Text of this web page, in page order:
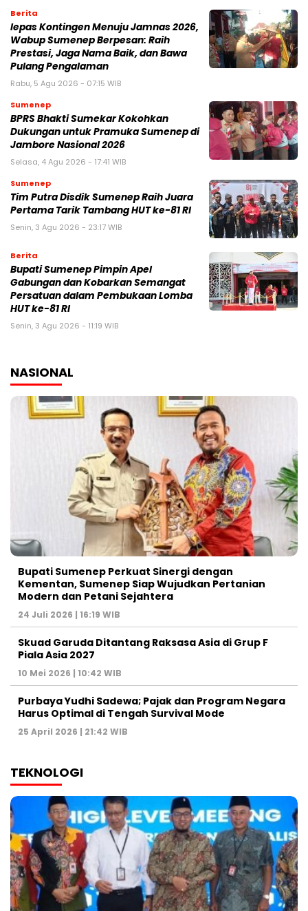
Berita
lepas Kontingen Menuju Jamnas 2026,
Wabup Sumenep Berpesan: Raih
Prestasi, Jaga Nama Baik, dan Bawa
Pulang Pengalaman
Rabu, 5 Agu 2026 - 07:15 WIB
Sumenep
BPRS Bhakti Sumekar Kokohkan
Dukungan untuk Pramuka Sumenep di
Jambore Nasional 2026
Selasa, 4 Agu 2026 - 17:41 WIB
Sumenep
Tim Putra Disdik Sumenep Raih Juara
Pertama Tarik Tambang HUT ke-81 RI
Senin, 3 Agu 2026 - 23:17 WIB
Berita
Bupati Sumenep Pimpin Apel
Gabungan dan Kobarkan Semangat
Persatuan dalam Pembukaan Lomba
HUT ke-81 RI
Senin, 3 Agu 2026 - 11:19 WIB
NASIONAL
Bupati Sumenep Perkuat Sinergi dengan
Kementan, Sumenep Siap Wujudkan Pertanian
Modern dan Petani Sejahtera
24 Juli 2026 | 16:19 WIB
Skuad Garuda Ditantang Raksasa Asia di Grup F
Piala Asia 2027
10 Mei 2026 | 10:42 WIB
Purbaya Yudhi Sadewa; Pajak dan Program Negara
Harus Optimal di Tengah Survival Mode
25 April 2026 | 21:42 WIB
TEKNOLOGI